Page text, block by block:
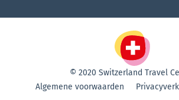
© 2020 Switzerland Travel
Algemene voorwaarden